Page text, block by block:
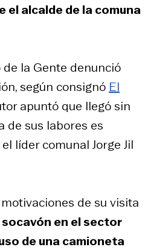
el alcalde de la comuna
la Gente denunció
según consignó El
apuntó que llegó sin
de sus labores es
líder comunal Jorge Jil
de su visita
en el sector
de una camioneta